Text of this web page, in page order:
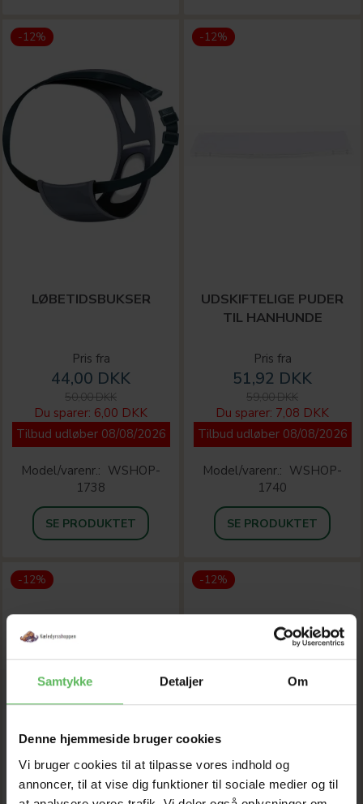
Samtykke Detaljer Om
Denne hjemmeside bruger cookies
Vi bruger cookies til at tilpasse vores indhold og
annoncer, til at vise dig funktioner til sociale medier og til
-12%
LØBETIDSBUKSER
Pris fra
44,00 DKK
50,00 DKK
Du sparer: 6,00 DKK
Tilbud udløber 08/08/2026
Model/varenr.: WSHOP-
1738
SE PRODUKTET
-12%
UDSKIFTELIGE PUDER
TIL HANHUNDE
Pris fra
51,92 DKK
59,00 DKK
Du sparer: 7,08 DKK
Tilbud udløber 08/08/2026
Model/varenr.: WSHOP-
1740
SE PRODUKTET
-12% -12%